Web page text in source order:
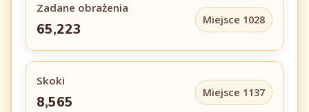
Zadane obrażenia
65,223
Miejsce 1028
Skoki
8,565
Miejsce 1137